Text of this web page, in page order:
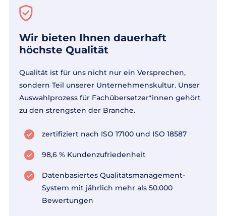
Wir bieten Ihnen dauerhaft
höchste Qualität
Qualität ist für uns nicht nur ein Versprechen,
sondern Teil unserer Unternehmenskultur. Unser
Auswahlprozess für Fachübersetzer*innen gehört
zu den strengsten der Branche.
zertifiziert nach ISO 17100 und ISO 18587
98,6 % Kundenzufriedenheit
Datenbasiertes Qualitätsmanagement-
System mit jährlich mehr als 50.000
Bewertungen